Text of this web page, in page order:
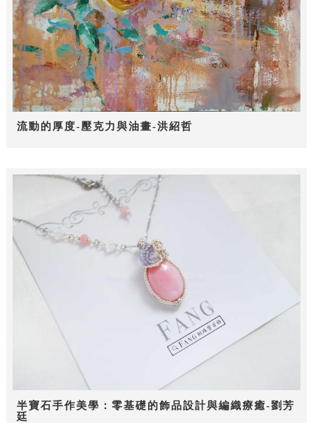
流動的厚度-壓克力與油畫-洪紹哲
半寶石手作美學：零基礎的飾品設計與編織療癒-劉芳
廷